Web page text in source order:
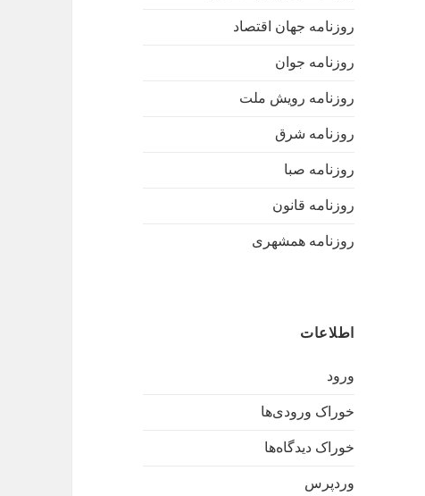
روزنامه جهان اقتصاد
روزنامه جوان
روزنامه رویش ملت
روزنامه شرق
روزنامه صبا
روزنامه قانون
روزنامه همشهری
اطلاعات
ورود
خوراک ورودی‌ها
خوراک دیدگاه‌ها
وردپرس